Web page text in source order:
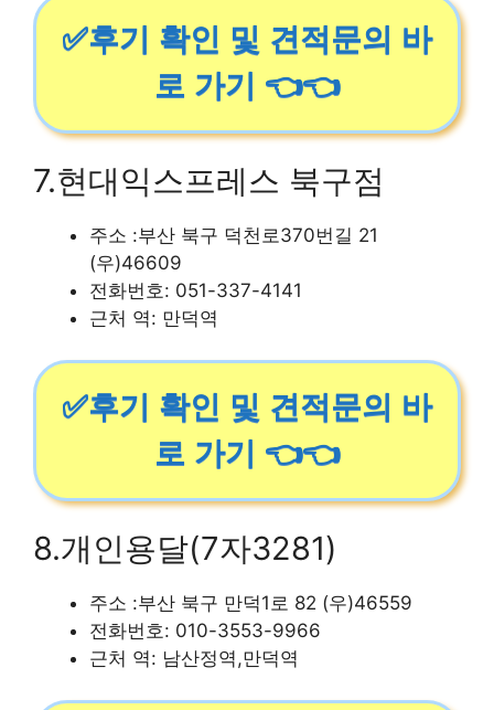
✅후기 확인 및 견적문의 바
로 가기 👈👈
7.현대익스프레스 북구점
주소 :부산 북구 덕천로370번길 21
(우)46609
전화번호: 051-337-4141
근처 역: 만덕역
✅후기 확인 및 견적문의 바
로 가기 👈👈
8.개인용달(7자3281)
주소 :부산 북구 만덕1로 82 (우)46559
전화번호: 010-3553-9966
근처 역: 남산정역,만덕역